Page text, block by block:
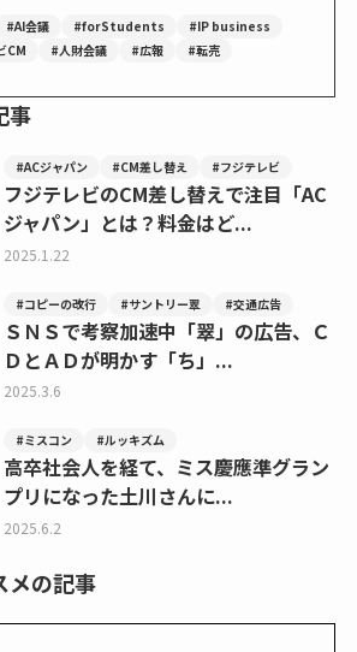
#AI会議 #forStudents
#IP business
CM
#人財会議 #広報 #転売
事
#ACジャパン #CM差し替え #フジテレビ
フジテレビのCM差し替えで注目「AC
ジャパン」とは？料金はど...
2025.1.22
#コピーの改行 #サントリー翠 #交通広告
ＳＮＳで考察加速中「翠」の広告、Ｃ
ＤとＡＤが明かす「ち」...
2025.3.6
#ミスコン #ルッキズム
高卒社会人を経て、ミス慶應準グラン
プリになった土川さんに...
2025.6.2
メの記事